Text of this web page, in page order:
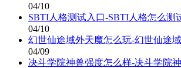
04/10
SBTI人格测试入口-SBTI人格怎么测
04/10
幻世仙途域外天魔怎么玩-幻世仙途
04/09
决斗学院神兽强度怎么样-决斗学院